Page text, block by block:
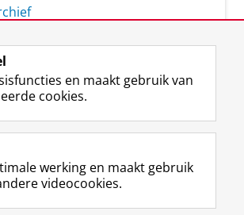
de RUG
F
a
e
b
L
i
k
e
R
S
-
f
I
n
t
Y
o
T
en maakt gebruik van
cookies.
werking en maakt gebruik
videocookies.